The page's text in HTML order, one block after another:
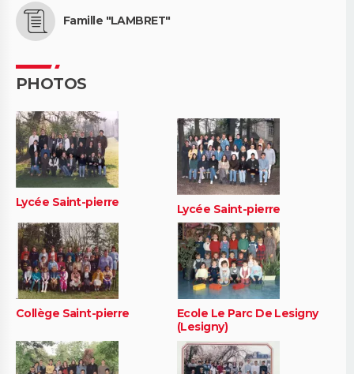
Famille "LAMBRET"
PHOTOS
Lycée Saint-pierre Lycée Saint-pierre
Collège Saint-pierre
Ecole Le Parc De Lesigny
(Lesigny)